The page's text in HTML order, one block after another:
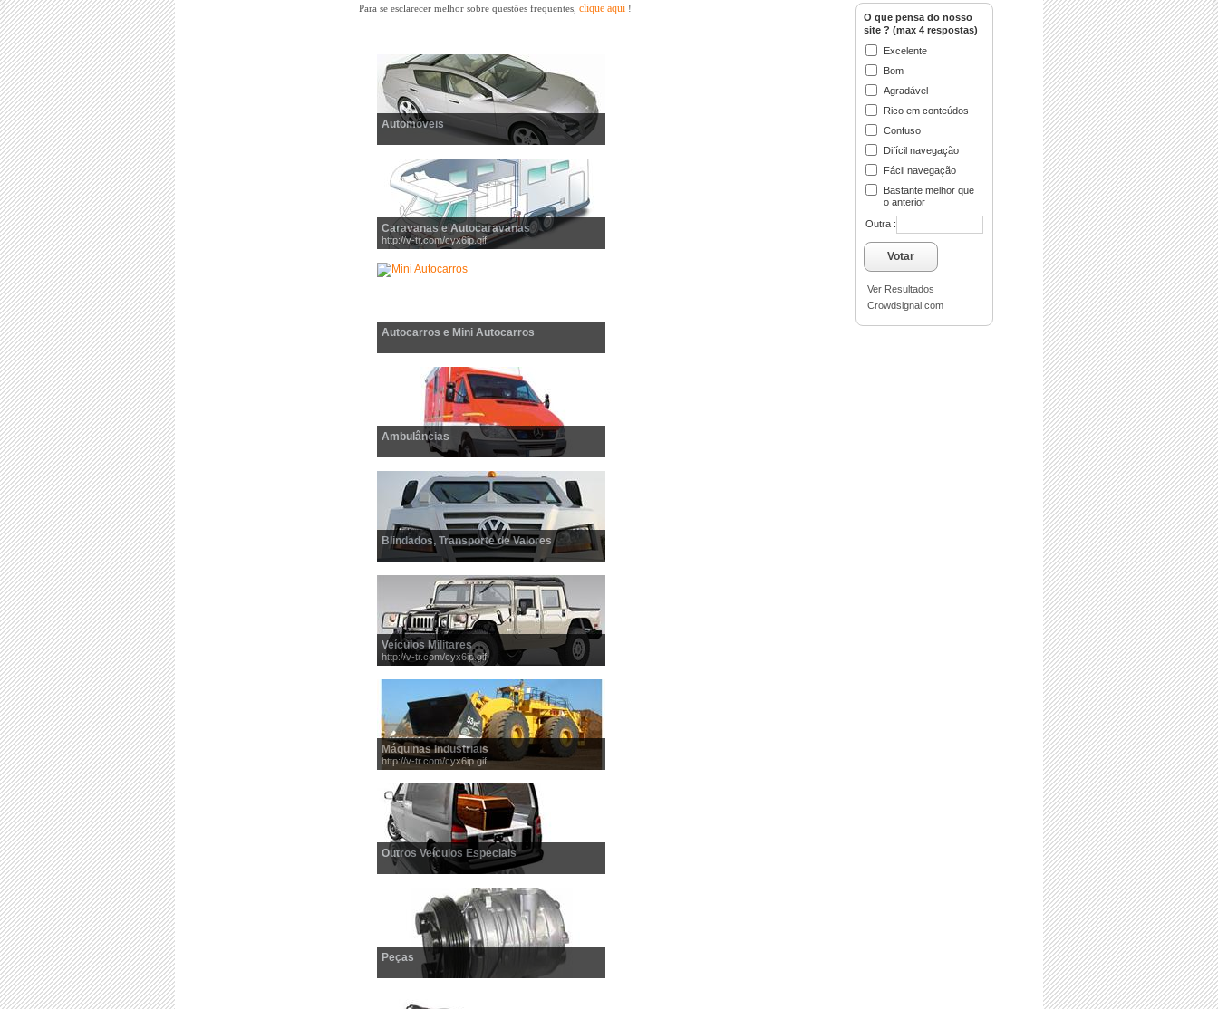
Para se esclarecer melhor sobre questões frequentes, clique aqui !
Automóveis
Caravanas e Autocaravanas
http://v-tr.com/cyx6ip.gif
Autocarros e Mini Autocarros
Ambulâncias
Blindados, Transporte de Valores
Veículos Militares
http://v-tr.com/cyx6ip.gif
Máquinas Industriais
http://v-tr.com/cyx6ip.gif
Outros Veículos Especiais
Peças
O que pensa do nosso
site ? (max 4 respostas)
Excelente
Bom
Agradável
Rico em conteúdos
Confuso
Difícil navegação
Fácil navegação
Bastante melhor que
o anterior
Outra :
Votar
Ver Resultados
Crowdsignal.com